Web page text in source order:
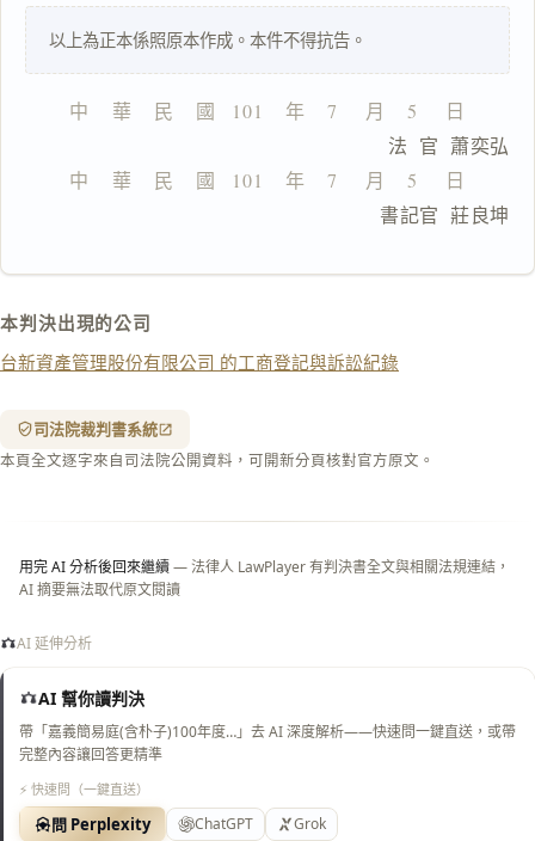
以上為正本係照原本作成。本件不得抗告。
中    華    民    國   101    年    7     月    5     日
                                  法  官  蕭奕弘
中    華    民    國   101    年    7     月    5     日
                                  書記官  莊良坤
本判決出現的公司
台新資產管理股份有限公司 的工商登記與訴訟紀錄
司法院裁判書系統
本頁全文逐字來自司法院公開資料，可開新分頁核對官方原文。
用完 AI 分析後回來繼續— 法律人 LawPlayer 有判決書全文與相關法規連結，
AI 摘要無法取代原文閱讀
AI 延伸分析
AI 幫你讀判決
帶「嘉義簡易庭(含朴子)100年度…」去 AI 深度解析——快速問一鍵直送，或帶
完整內容讓回答更精準
⚡ 快速問（一鍵直送）
問 Perplexity ChatGPT Grok
複
文